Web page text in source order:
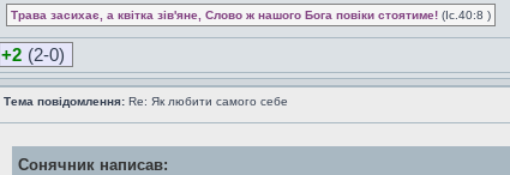
Трава засихає, а квітка зів'яне, Слово ж нашого Бога повіки стоятиме! (Іс.40:8 )
+2 (2-0)
Тема повідомлення: Re: Як любити самого себе
Сонячник написав: